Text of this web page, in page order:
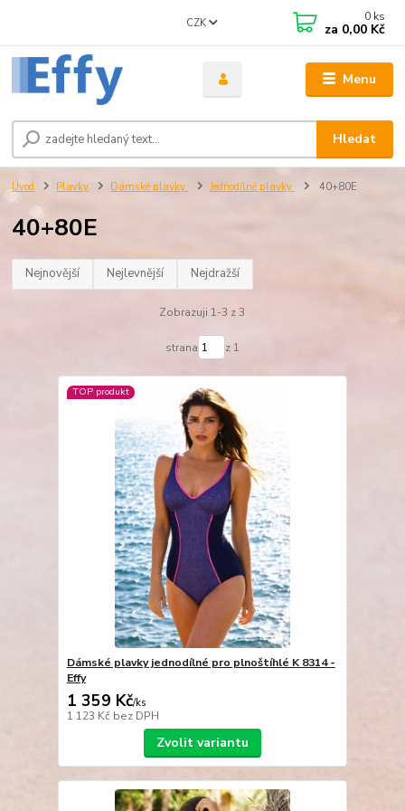
Menu
CZK
Hledat
0 ks
za 0,00 Kč
Úvod Plavky Dámské plavky Jednodílné plavky 40+80E
40+80E
Nejnovější Nejlevnější Nejdražší
Zobrazuji 1-3 z 3
strana z 1
TOP produkt
Dámské plavky jednodílné pro plnoštíhlé K 8314 -
Effy
1 359 Kč/ks
1 123 Kč bez DPH
Zvolit variantu